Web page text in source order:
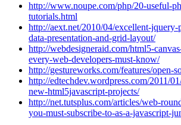
http://www.noupe.com/php/20-useful-
tutorials.html
http://aext.net/2010/04/excellent-
data-presentation-and-grid-layout/
http://webdesigneraid.com/html5-
every-web-developers-must-know/
http://gestureworks.com/features/open-
http://edtechdev.wordpress.com/2011/
new-html5javascript-projects/
http://net.tutsplus.com/articles/web-
you-must-subscribe-to-as-a-javascript-